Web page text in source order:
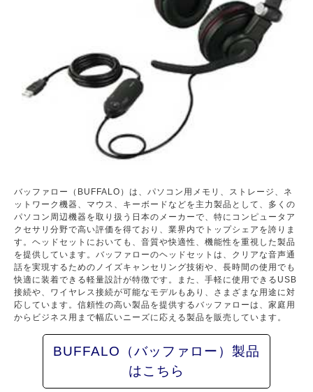
バッファロー（BUFFALO）は、パソコン用メモリ、ストレージ、ネ
ットワーク機器、マウス、キーボードなどを主力製品として、多くの
パソコン周辺機器を取り扱う日本のメーカーで、特にコンピュータア
クセサリ分野で高い評価を得ており、業界内でトップシェアを誇りま
す。ヘッドセットにおいても、音質や快適性、機能性を重視した製品
を提供しています。バッファローのヘッドセットは、クリアな音声通
話を実現するためのノイズキャンセリング技術や、長時間の使用でも
快適に装着できる軽量設計が特徴です。また、手軽に使用できるUSB
接続や、ワイヤレス接続が可能なモデルもあり、さまざまな用途に対
応しています。信頼性の高い製品を提供するバッファローは、家庭用
からビジネス用まで幅広いニーズに応える製品を販売しています。
BUFFALO（バッファロー）製品
はこちら